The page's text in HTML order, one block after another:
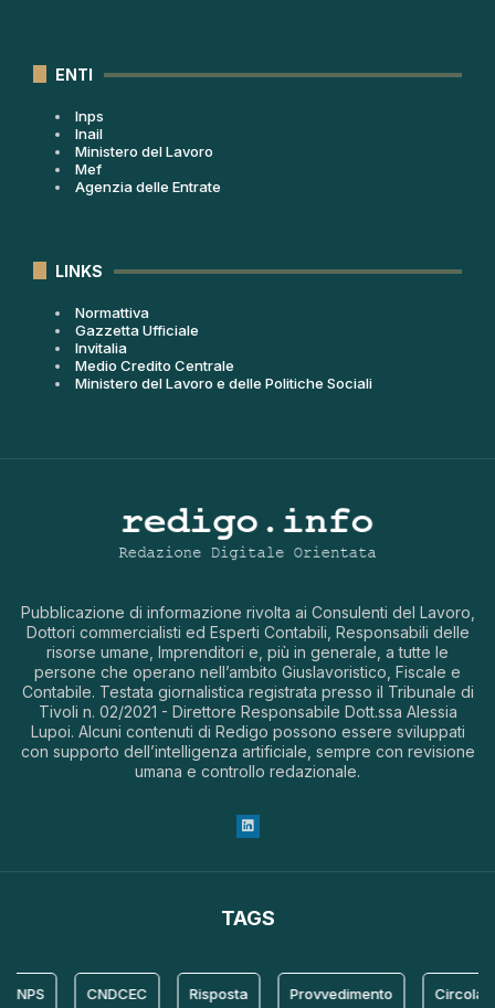
ENTI
Inps
Inail
Ministero del Lavoro
Mef
Agenzia delle Entrate
LINKS
Normattiva
Gazzetta Ufficiale
Invitalia
Medio Credito Centrale
Ministero del Lavoro e delle Politiche Sociali
Pubblicazione di informazione rivolta ai Consulenti del Lavoro,
Dottori commercialisti ed Esperti Contabili, Responsabili delle
risorse umane, Imprenditori e, più in generale, a tutte le
persone che operano nell’ambito Giuslavoristico, Fiscale e
Contabile. Testata giornalistica registrata presso il Tribunale di
Tivoli n. 02/2021 - Direttore Responsabile Dott.ssa Alessia
Lupoi. Alcuni contenuti di Redigo possono essere sviluppati
con supporto dell’intelligenza artificiale, sempre con revisione
umana e controllo redazionale.
TAGS
CNDCEC Risposta Provvedimento Circolare